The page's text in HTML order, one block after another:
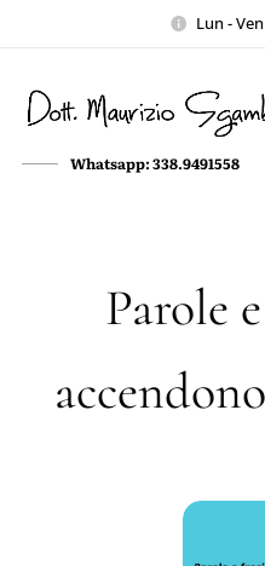
Lun -
Whatsapp: 338.9491558
Parole